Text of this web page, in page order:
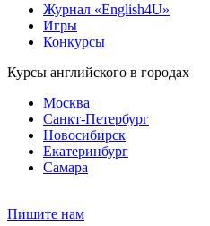
Журнал «English4U»
Игры
Конкурсы
Курсы английского в городах
Москва
Санкт-Петербург
Новосибирск
Екатеринбург
Самара
Пишите нам